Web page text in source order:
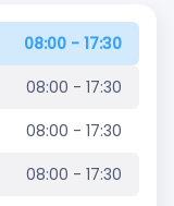
08:00 - 17:30
08:00 - 17:30
08:00 - 17:30
08:00 - 17:30